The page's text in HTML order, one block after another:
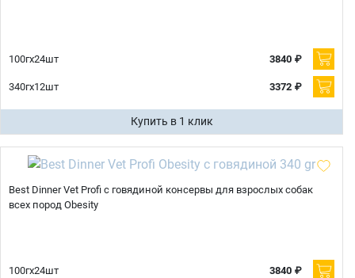
100гх24шт 3840 ₽
340гх12шт 3372 ₽
Купить в 1 клик
Best Dinner Vet Profi с говядиной консервы для взрослых собак
всех пород Obesity
100гх24шт 3840 ₽